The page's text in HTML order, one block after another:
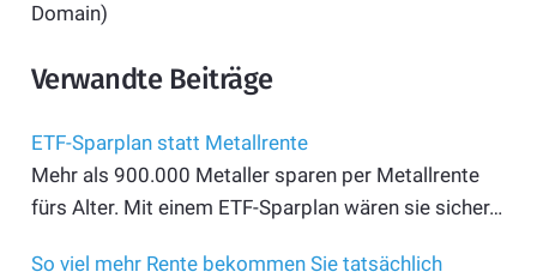
Domain)
Verwandte Beiträge
ETF-Sparplan statt Metallrente
Mehr als 900.000 Metaller sparen per Metallrente
fürs Alter. Mit einem ETF-Sparplan wären sie sicher…
So viel mehr Rente bekommen Sie tatsächlich